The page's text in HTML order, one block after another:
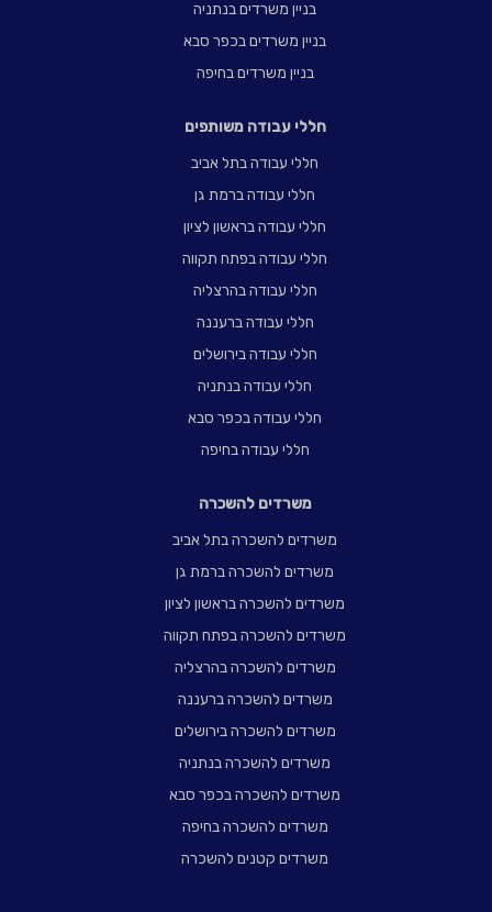
בניין משרדים בנתניה
בניין משרדים בכפר סבא
בניין משרדים בחיפה
חללי עבודה משותפים
חללי עבודה בתל אביב
חללי עבודה ברמת גן
חללי עבודה בראשון לציון
חללי עבודה בפתח תקווה
חללי עבודה בהרצליה
חללי עבודה ברעננה
חללי עבודה בירושלים
חללי עבודה בנתניה
חללי עבודה בכפר סבא
חללי עבודה בחיפה
משרדים להשכרה
משרדים להשכרה בתל אביב
משרדים להשכרה ברמת גן
משרדים להשכרה בראשון לציון
משרדים להשכרה בפתח תקווה
משרדים להשכרה בהרצליה
משרדים להשכרה ברעננה
משרדים להשכרה בירושלים
משרדים להשכרה בנתניה
משרדים להשכרה בכפר סבא
משרדים להשכרה בחיפה
משרדים קטנים להשכרה